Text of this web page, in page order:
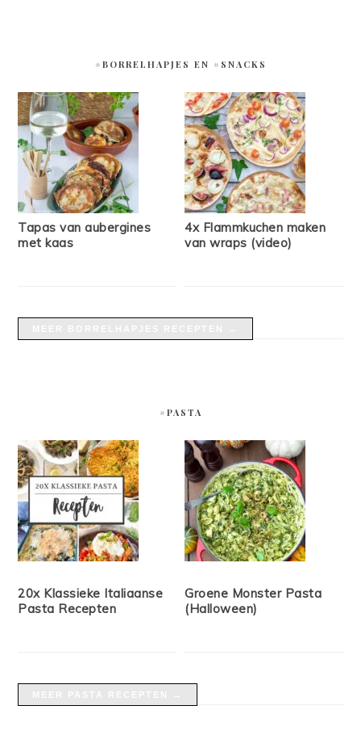
#BORRELHAPJES EN #SNACKS
Tapas van aubergines
met kaas
4x Flammkuchen maken
van wraps (video)
#PASTA
20x Klassieke Italiaanse
Pasta Recepten
Groene Monster Pasta
(Halloween)